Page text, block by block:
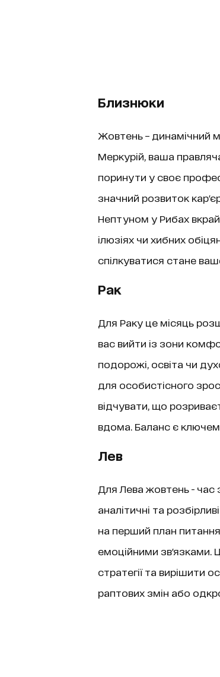
Близнюки
Жовтень – динамічний
Меркурій, ваша
поринути у своє
значний розвиток
Нептуном у Рибах
ілюзіях чи хибних
спілкуватися стане
Рак
Для Раку це місяць
вас вийти із зони
подорожі, освіта чи
для особистісного
відчувати, що
вдома. Баланс є ключем
Лев
Для Лева жовтень - час
аналітичні та
на перший план
емоційними зв'язками.
стратегії та вирішити
раптових змін або